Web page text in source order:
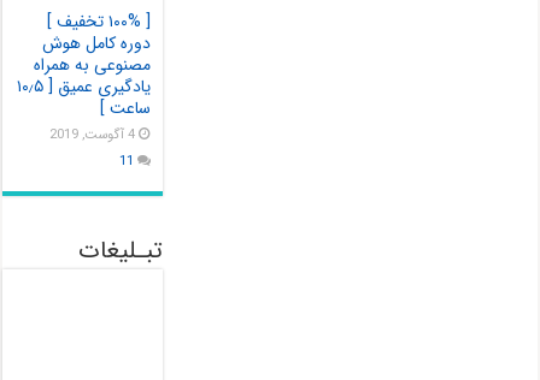
[ ۱۰۰% تخفیف ]
دوره کامل هوش
مصنوعی به همراه
یادگیری عمیق [ ۱۰٫۵
ساعت ]
4 آگوست, 2019
11
تبـلیغات